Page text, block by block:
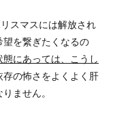
スマスには解放され
を繋ぎたくなるの
態にあっては、こうし
存の怖さをよくよく肝
ません。